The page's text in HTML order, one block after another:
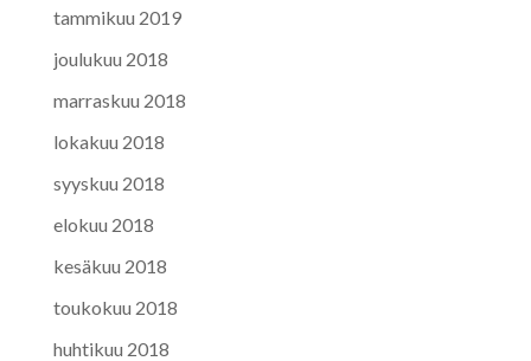
tammikuu 2019
joulukuu 2018
marraskuu 2018
lokakuu 2018
syyskuu 2018
elokuu 2018
kesäkuu 2018
toukokuu 2018
huhtikuu 2018